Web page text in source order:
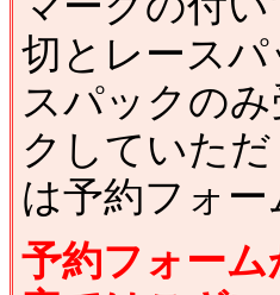
切とレース
スパックの
クしていた
は予約フォ
予約フォー